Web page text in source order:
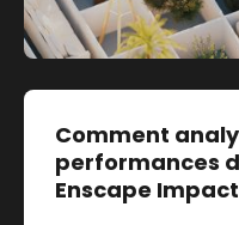
Comment
performances
Enscape